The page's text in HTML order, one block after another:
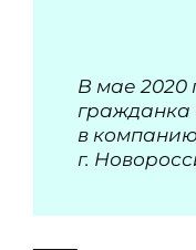
В мае 2020
гражданка
в
г.